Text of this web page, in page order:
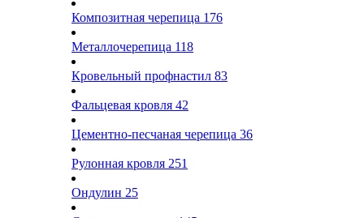
Композитная черепица 176
Металлочерепица 118
Кровельный профнастил 83
Фальцевая кровля 42
Цементно-песчаная черепица 36
Рулонная кровля 251
Ондулин 25